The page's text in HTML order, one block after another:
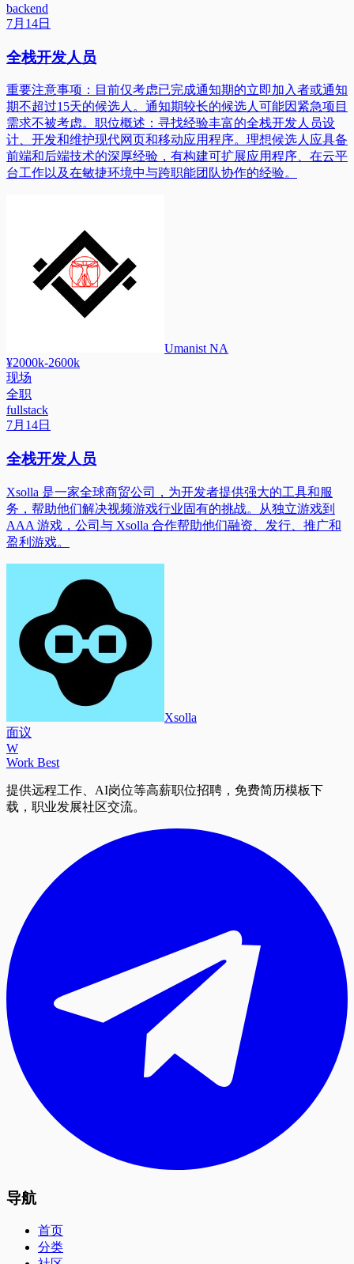
backend
7月14日
全栈开发人员
重要注意事项：目前仅考虑已完成通知期的立即加入者或通知
期不超过15天的候选人。通知期较长的候选人可能因紧急项目
需求不被考虑。职位概述：寻找经验丰富的全栈开发人员设
计、开发和维护现代网页和移动应用程序。理想候选人应具备
前端和后端技术的深厚经验，有构建可扩展应用程序、在云平
台工作以及在敏捷环境中与跨职能团队协作的经验。
Umanist NA
¥2000k-2600k
现场
全职
fullstack
7月14日
全栈开发人员
Xsolla 是一家全球商贸公司，为开发者提供强大的工具和服
务，帮助他们解决视频游戏行业固有的挑战。从独立游戏到
AAA 游戏，公司与 Xsolla 合作帮助他们融资、发行、推广和
盈利游戏。
Xsolla
面议
W
Work Best
提供远程工作、AI岗位等高薪职位招聘，免费简历模板下
载，职业发展社区交流。
导航
首页
分类